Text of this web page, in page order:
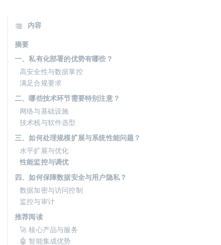
内容
摘要
一、私有化部署的优势有哪些？
高安全性与数据掌控
满足合规要求
二、哪些技术环节需要特别注意？
网络与基础设施
技术栈与软件选型
三、如何处理规模扩展与系统性能问题？
水平扩展与优化
性能监控与调优
四、如何保障数据安全与用户隐私？
数据加密与访问控制
监控与审计
推荐阅读
🚀 核心产品与服务
🤖 智能集成优势